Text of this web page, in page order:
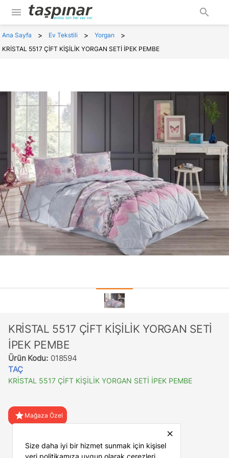
menu search
Ana Sayfa > Ev Tekstili > Yorgan >
KRİSTAL 5517 ÇİFT KİŞİLİK YORGAN SETİ İPEK PEMBE
KRİSTAL 5517 ÇİFT KİŞİLİK YORGAN SETİ
İPEK PEMBE
Ürün Kodu: 018594
TAÇ
KRİSTAL 5517 ÇİFT KİŞİLİK YORGAN SETİ İPEK PEMBE
star Mağaza Özel
close
Size daha iyi bir hizmet sunmak için kişisel
veri politikamıza uygun olarak çerezleri